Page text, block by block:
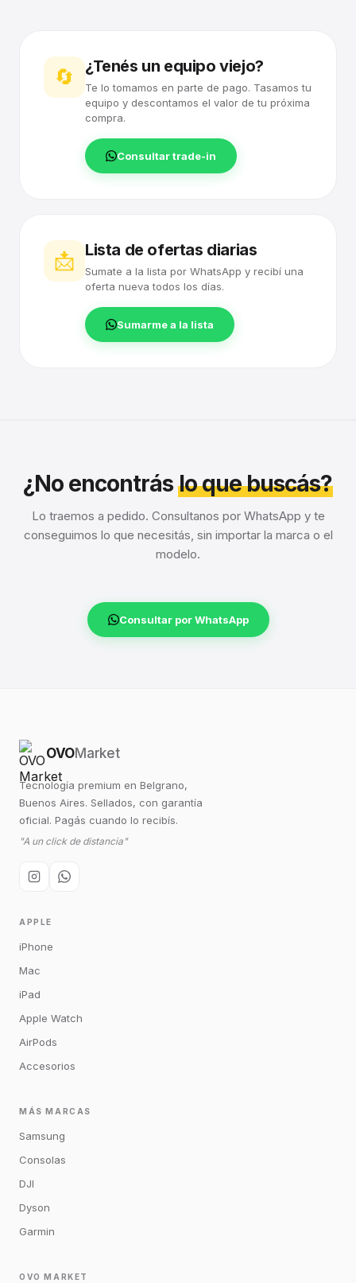
🔄 ¿Tenés un equipo viejo?
Te lo tomamos en parte de pago. Tasamos tu
equipo y descontamos el valor de tu próxima
compra.
Consultar trade-in
📩 Lista de ofertas diarias
Sumate a la lista por WhatsApp y recibí una
oferta nueva todos los días.
Sumarme a la lista
¿No encontráslo que buscás?
Lo traemos a pedido. Consultanos por WhatsApp y te
conseguimos lo que necesitás, sin importar la marca o el
modelo.
Consultar por WhatsApp
OVOMarket
Tecnología premium en Belgrano,
Buenos Aires. Sellados, con garantía
oficial. Pagás cuando lo recibís.
"A un click de distancia"
APPLE
iPhone
Mac
iPad
Apple Watch
AirPods
Accesorios
MÁS MARCAS
Samsung
Consolas
DJI
Dyson
Garmin
OVO MARKET